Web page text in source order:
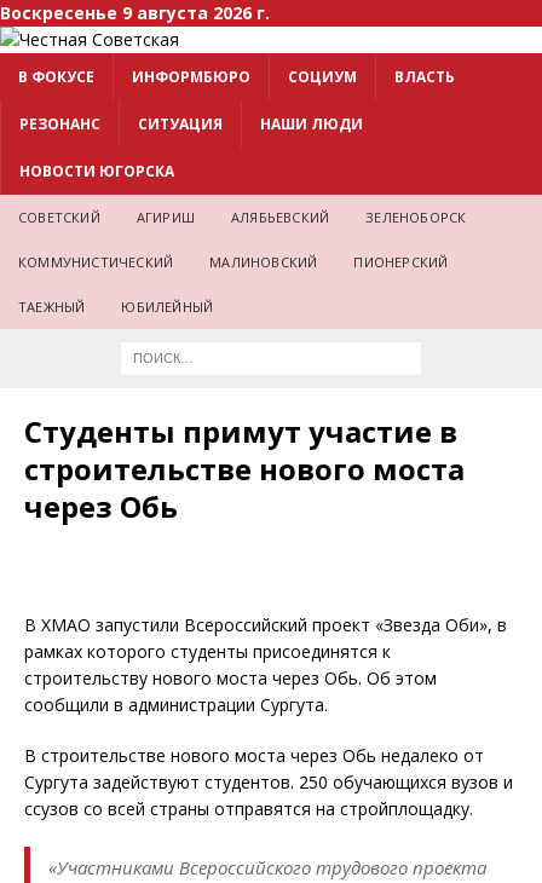
Воскресенье 9 августа 2026 г.
В ФОКУСЕ ИНФОРМБЮРО СОЦИУМ ВЛАСТЬ
РЕЗОНАНС СИТУАЦИЯ НАШИ ЛЮДИ
НОВОСТИ ЮГОРСКА
СОВЕТСКИЙ АГИРИШ АЛЯБЬЕВСКИЙ ЗЕЛЕНОБОРСК
КОММУНИСТИЧЕСКИЙ МАЛИНОВСКИЙ ПИОНЕРСКИЙ
ТАЕЖНЫЙ ЮБИЛЕЙНЫЙ
Студенты примут участие в
строительстве нового моста
через Обь
В ХМАО запустили Всероссийский проект «Звезда Оби», в
рамках которого студенты присоединятся к
строительству нового моста через Обь. Об этом
сообщили в администрации Сургута.
В строительстве нового моста через Обь недалеко от
Сургута задействуют студентов. 250 обучающихся вузов и
ссузов со всей страны отправятся на стройплощадку.
«Участниками Всероссийского трудового проекта